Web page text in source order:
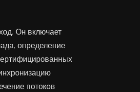
Он включает
определение
потоков